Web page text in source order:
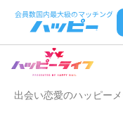
出会い恋愛のハッピー